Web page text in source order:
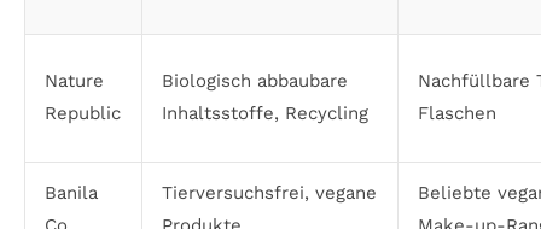
Nature
Republic
Biologisch abbaubare
Inhaltsstoffe, Recycling
Nachfüllbare
Flaschen
Banila
Tierversuchsfrei, vegane
Beliebte